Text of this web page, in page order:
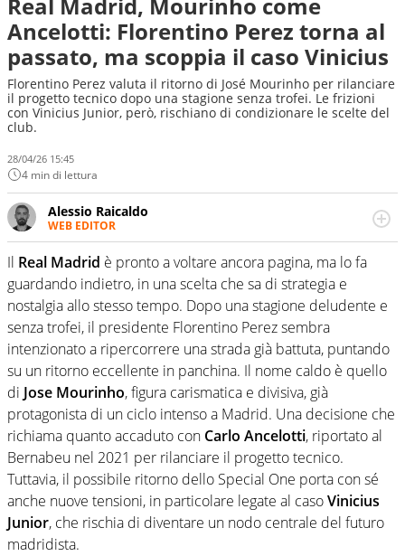
Ancelotti: Florentino Perez torna al
passato, ma scoppia il caso Vinicius
Florentino Perez valuta il ritorno di José Mourinho per rilanciare
il progetto tecnico dopo una stagione senza trofei. Le frizioni
con Vinicius Junior, però, rischiano di condizionare le scelte del
club.
28/04/26 15:45
4 min di lettura
Alessio Raicaldo
WEB EDITOR
Un figlio che si chiama Diego e la tesi di laurea sugli stadi
di proprietà in Italia. Il calcio quale filo conduttore
irrinunciabile tra passione e professione. Per Virgilio
Sport indaga, approfondisce e scandaglia l'universo
mondo dello sport per antonomasia
Il Real Madrid è pronto a voltare ancora pagina, ma lo fa
guardando indietro, in una scelta che sa di strategia e
nostalgia allo stesso tempo. Dopo una stagione deludente e
senza trofei, il presidente Florentino Perezsembra
intenzionato a ripercorrere una strada già battuta, puntando
su un ritorno eccellente in panchina. Il nome caldo è quello
di Jose Mourinho, figura carismatica e divisiva, già
protagonista di un ciclo intenso a Madrid. Una decisione che
richiama quanto accaduto con Carlo Ancelotti, riportato al
Bernabeu nel 2021 per rilanciare il progetto tecnico.
Tuttavia, il possibile ritorno dello Special One porta con sé
anche nuove tensioni, in particolare legate al casoVinicius
Junior, che rischia di diventare un nodo centrale del futuro
madridista.